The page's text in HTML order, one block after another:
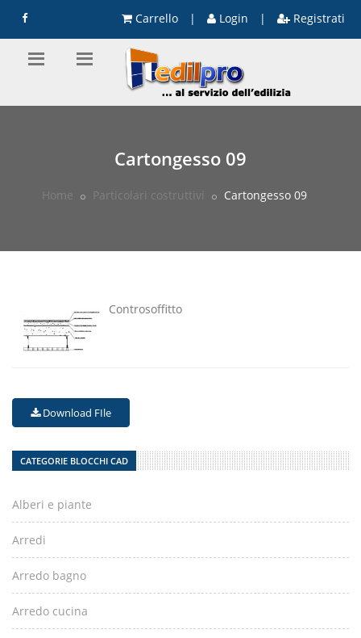
Carrello | Login | Registrati
Cartongesso 09
Home Particolari costruttivi Cartongesso 09
Controsoffitto
Download FIle
CATEGORIE BLOCCHI CAD
Alberi e piante
Arredi
Arredo bagno
Arredo cucina